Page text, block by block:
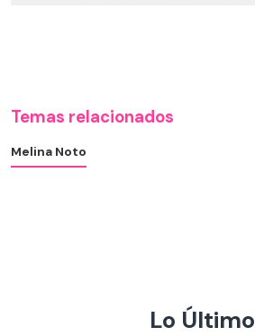
Temas relacionados
Melina Noto
Lo Último